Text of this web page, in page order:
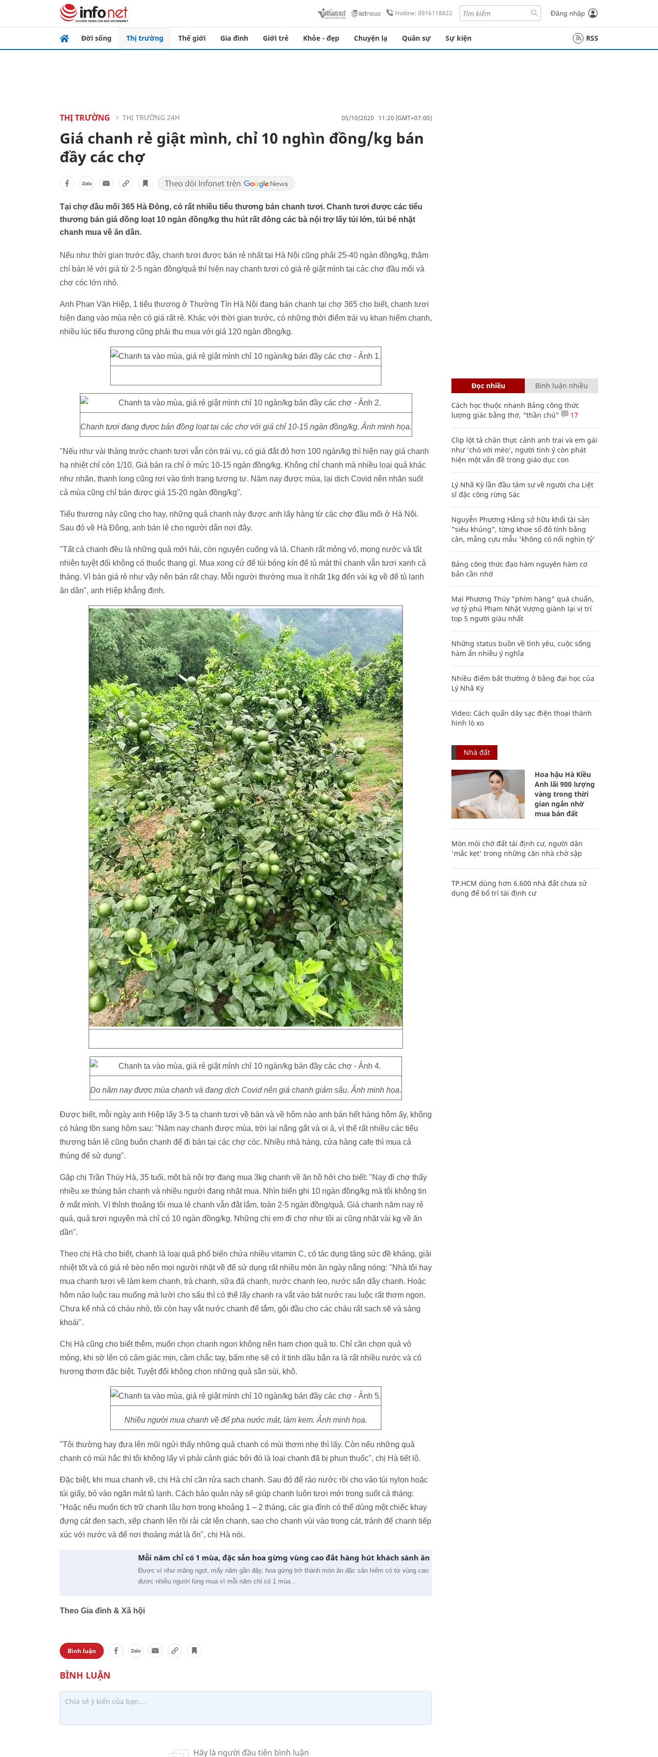
Hotline: 0916118822 Đăng nhập
Đời sống Thị trường Thế giới Gia đình Giới trẻ Khỏe - đẹp Chuyện lạ Quân sự Sự kiện RSS
THỊ TRƯỜNG THỊ TRƯỜNG 24H 05/10/2020 11:20 (GMT+07:00)
Giá chanh rẻ giật mình, chỉ 10 nghìn đồng/kg bán
đầy các chợ
Tại chợ đầu mối 365 Hà Đông, có rất nhiều tiểu thương bán chanh tươi. Chanh tươi được các tiểu
thương bán giá đồng loạt 10 ngàn đồng/kg thu hút rất đông các bà nội trợ lấy túi lớn, túi bé nhặt
chanh mua về ăn dần.
Nếu như thời gian trước đây, chanh tươi được bán rẻ nhất tại Hà Nội cũng phải 25-40 ngàn đồng/kg, thậm
chí bán lẻ với giá từ 2-5 ngàn đồng/quả thì hiện nay chanh tươi có giá rẻ giật mình tại các chợ đầu mối và
chợ cóc lớn nhỏ.
Anh Phan Văn Hiệp, 1 tiểu thương ở Thường Tín Hà Nội đang bán chanh tại chợ 365 cho biết, chanh tươi
hiện đang vào mùa nên có giá rất rẻ. Khác với thời gian trước, có những thời điểm trái vụ khan hiếm chanh,
nhiều lúc tiểu thương cũng phải thu mua với giá 120 ngàn đồng/kg.
Chanh tươi đang được bán đồng loạt tại các chợ với giá chỉ 10-15 ngàn đồng/kg. Ảnh minh họa.
"Nếu như vài tháng trước chanh tươi vẫn còn trái vụ, có giá đắt đỏ hơn 100 ngàn/kg thì hiện nay giá chanh
hạ nhiệt chỉ còn 1/10. Giá bán ra chỉ ở mức 10-15 ngàn đồng/kg. Không chỉ chanh mà nhiều loại quả khác
như nhãn, thanh long cũng rơi vào tình trạng tương tự. Năm nay được mùa, lại dịch Covid nên nhãn suốt
cả mùa cũng chỉ bán được giá 15-20 ngàn đồng/kg".
Tiểu thương này cũng cho hay, những quả chanh này được anh lấy hàng từ các chợ đầu mối ở Hà Nội.
Sau đó về Hà Đông, anh bán lẻ cho người dân nơi đây.
"Tất cả chanh đều là những quả mới hái, còn nguyên cuống và lá. Chanh rất mỏng vỏ, mọng nước và tất
nhiên tuyệt đối không có thuốc thang gì. Mua xong cứ để túi bóng kín để tủ mát thì chanh vẫn tươi xanh cả
tháng. Vì bán giá rẻ như vậy nên bán rất chạy. Mỗi người thường mua ít nhất 1kg đến vài kg về để tủ lạnh
ăn dần", anh Hiệp khẳng định.
Do năm nay được mùa chanh và đang dịch Covid nên giá chanh giảm sâu. Ảnh minh họa.
Được biết, mỗi ngày anh Hiệp lấy 3-5 tạ chanh tươi về bán và về hôm nào anh bán hết hàng hôm ấy, không
có hàng tồn sang hôm sau: "Năm nay chanh được mùa, trời lại nắng gắt và oi ả, vì thế rất nhiều các tiểu
thương bán lẻ cũng buôn chanh để đi bán tại các chợ cóc. Nhiều nhà hàng, cửa hàng cafe thì mua cả
thùng để sử dụng".
Gặp chị Trần Thúy Hà, 35 tuổi, một bà nội trợ đang mua 3kg chanh về ăn hồ hởi cho biết: "Nay đi chợ thấy
nhiều xe thùng bán chanh và nhiều người đang nhặt mua. Nhìn biển ghi 10 ngàn đồng/kg mà tôi không tin
ở mắt mình. Vì thỉnh thoảng tôi mua lẻ chanh vẫn đắt lắm, toàn 2-5 ngàn đồng/quả. Giá chanh năm nay rẻ
quá, quả tươi nguyên mà chỉ có 10 ngàn đồng/kg. Những chị em đi chợ như tôi ai cũng nhặt vài kg về ăn
dần".
Theo chị Hà cho biết, chanh là loại quả phổ biến chứa nhiều vitamin C, có tác dụng tăng sức đề kháng, giải
nhiệt tốt và có giá rẻ bèo nên mọi người nhặt về để sử dụng rất nhiều món ăn ngày nắng nóng: "Nhà tôi hay
mua chanh tươi về làm kem chanh, trà chanh, sữa đá chanh, nước chanh leo, nước sắn dây chanh. Hoặc
hôm nào luộc rau muống mà lười cho sấu thì có thể lấy chanh ra vắt vào bát nước rau luộc rất thơm ngon.
Chưa kể nhà có cháu nhỏ, tôi còn hay vắt nước chanh để tắm, gội đầu cho các cháu rất sạch sẽ và sảng
khoái".
Chị Hà cũng cho biết thêm, muốn chọn chanh ngon không nên ham chọn quả to. Chỉ cần chọn quả vỏ
mỏng, khi sờ lên có cảm giác mịn, cầm chắc tay, bấm nhẹ sẽ có ít tinh dầu bắn ra là rất nhiều nước và có
hương thơm đặc biệt. Tuyệt đối không chọn những quả sần sùi, khô.
Nhiều người mua chanh về để pha nước mát, làm kem. Ảnh minh họa.
"Tôi thường hay đưa lên mũi ngửi thấy những quả chanh có mùi thơm nhẹ thì lấy. Còn nếu những quả
chanh có mùi hắc thì tôi không lấy vì phải cảnh giác bởi đó là loại chanh đã bị phun thuốc", chị Hà tiết lộ.
Đặc biệt, khi mua chanh về, chị Hà chỉ cần rửa sạch chanh. Sau đó để ráo nước rồi cho vào túi nylon hoặc
túi giấy, bỏ vào ngăn mát tủ lạnh. Cách bảo quản này sẽ giúp chanh luôn tươi mới trong suốt cả tháng:
"Hoặc nếu muốn tích trữ chanh lâu hơn trong khoảng 1 – 2 tháng, các gia đình có thể dùng một chiếc khay
đựng cát đen sạch, xếp chanh lên rồi rải cát lên chanh, sao cho chanh vùi vào trong cát, tránh để chanh tiếp
xúc với nước và để nơi thoáng mát là ổn", chị Hà nói.
Mỗi năm chỉ có 1 mùa, đặc sản hoa gừng vùng cao đắt hàng hút khách sành ăn
Được ví như măng ngọt, mấy năm gần đây, hoa gừng trở thành món ăn đặc sản hiếm có từ vùng cao
được nhiều người lùng mua vì mỗi năm chỉ có 1 mùa...
Theo Gia đình & Xã hội
Bình luận
Đọc nhiều Bình luận nhiều
Cách học thuộc nhanh Bảng công thức
lượng giác bằng thơ, "thần chú"
17
Clip lột tả chân thực cảnh anh trai và em gái
như 'chó với mèo', người tinh ý còn phát
hiện một vấn đề trong giáo dục con
Lý Nhã Kỳ lần đầu tâm sự về người cha Liệt
sĩ đặc công rừng Sác
Nguyễn Phương Hằng sở hữu khối tài sản
"siêu khủng", từng khoe sổ đỏ tính bằng
cân, mắng cựu mẫu 'không có nổi nghìn tỷ'
Bảng công thức đạo hàm nguyên hàm cơ
bản cần nhớ
Mai Phương Thúy "phím hàng" quá chuẩn,
vợ tỷ phú Phạm Nhật Vượng giành lại vị trí
top 5 người giàu nhất
Những status buồn về tình yêu, cuộc sống
hàm ẩn nhiều ý nghĩa
Nhiều điểm bất thường ở bằng đại học của
Lý Nhã Kỳ
Video: Cách quấn dây sạc điện thoại thành
hình lò xo
Nhà đất
Hoa hậu Hà Kiều
Anh lãi 900 lượng
vàng trong thời
gian ngắn nhờ
mua bán đất
Mòn mỏi chờ đất tái định cư, người dân
'mắc kẹt' trong những căn nhà chờ sập
TP.HCM dùng hơn 6.600 nhà đất chưa sử
dụng để bố trí tái định cư